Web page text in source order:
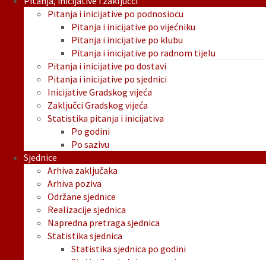
Pitanja i inicijative po podnosiocu
Pitanja i inicijative po vijećniku
Pitanja i inicijative po klubu
Pitanja i inicijative po radnom tijelu
Pitanja i inicijative po dostavi
Pitanja i inicijative po sjednici
Inicijative Gradskog vijeća
Zaključci Gradskog vijeća
Statistika pitanja i inicijativa
Po godini
Po sazivu
Sjednice
Arhiva zaključaka
Arhiva poziva
Održane sjednice
Realizacije sjednica
Napredna pretraga sjednica
Statistika sjednica
Statistika sjednica po godini